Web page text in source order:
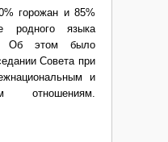
горожан и 85%
родного языка
Об этом было
Совета при
и
отношениям.